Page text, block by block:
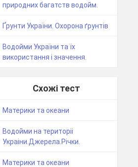
природних багатств водойм.
Ґрунти України. Охорона ґрунтів
Водойми України та їх
використання і значення.
Схожі тест
Материки та океани
Водойми на територіі
Украіни.Джерела.Річки.
Материки та океани